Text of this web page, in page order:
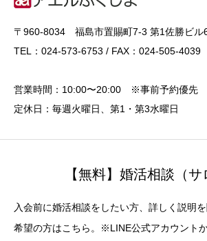
〒960-8034 福島市置賜町7-3 第1佐勝ビル
TEL：024-573-6753 / FAX：024-505-4039
営業時間：10:00〜20:00 ※事前予約優先
定休日：毎週火曜日、第1・第3水曜日
【無料】婚活相談（サ
入会前に婚活相談をしたい方、詳しく説明
希望の方はこちら。※LINE公式アカウント